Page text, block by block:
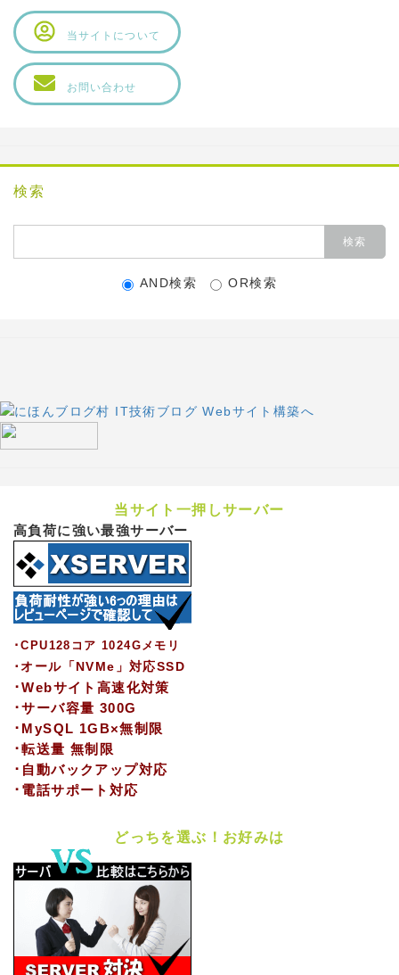
当サイトについて
お問い合わせ
検索
AND検索 OR検索
当サイト一押しサーバー
高負荷に強い最強サーバー
･CPU128コア 1024Gメモリ
･オール「NVMe」対応SSD
･Webサイト高速化対策
･サーバ容量 300G
･MySQL 1GB×無制限
･転送量 無制限
･自動バックアップ対応
･電話サポート対応
どっちを選ぶ！お好みは